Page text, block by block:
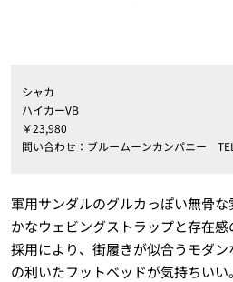
シャカ
ハイカーVB
￥23,980
問い合わせ：ブルームーンカンパニー
軍用サンダルのグルカっぽい無骨
かなウェビングストラップと存在
採用により、街履きが似合うモダ
の利いたフットベッドが気持ちいい。